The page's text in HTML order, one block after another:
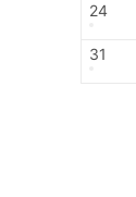
24
31